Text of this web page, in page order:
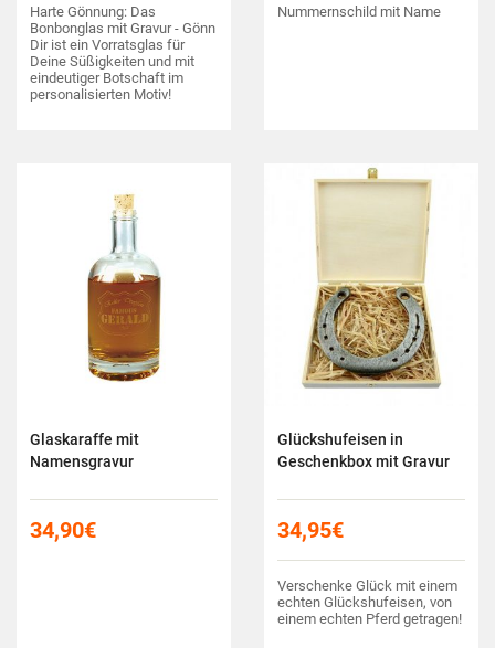
Harte Gönnung: Das
Bonbonglas mit Gravur - Gönn
Dir ist ein Vorratsglas für
Deine Süßigkeiten und mit
eindeutiger Botschaft im
personalisierten Motiv!
Nummernschild mit Name
Glaskaraffe mit
Namensgravur
34,90€
Glückshufeisen in
Geschenkbox mit Gravur
34,95€
Verschenke Glück mit einem
echten Glückshufeisen, von
einem echten Pferd getragen!